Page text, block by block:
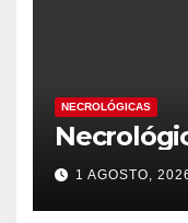
NECROLÓGICAS
1 AGOSTO,